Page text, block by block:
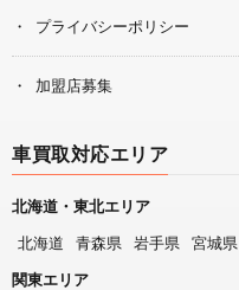
プライバシーポリシー
加盟店募集
車買取対応エリア
北海道・東北エリア
北海道
青森県 岩手県 宮城県
関東エリア